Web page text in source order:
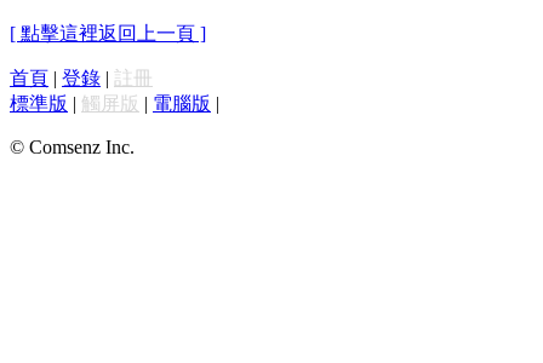
[ 點擊這裡返回上一頁 ]
首頁 | 登錄 | 註冊
標準版 | 觸屏版 | 電腦版 |
© Comsenz Inc.